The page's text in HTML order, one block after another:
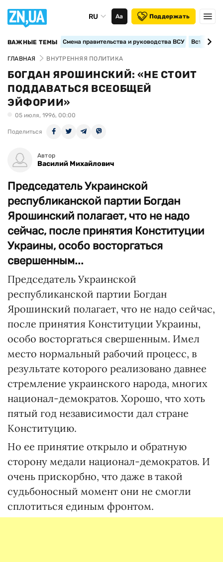
RU Аа Поддержать
ВАЖНЫЕ ТЕМЫ Смена правительства и руководства ВСУ
ГЛАВНАЯ ВНУТРЕННЯЯ ПОЛИТИКА
БОГДАН ЯРОШИНСКИЙ: «НЕ СТОИТ
ПОДДАВАТЬСЯ ВСЕОБЩЕЙ
ЭЙФОРИИ»
05 июля, 1996, 00:00
Поделиться
Автор
Василий Михайлович
Председатель Украинской
республиканской партии Богдан
Ярошинский полагает, что не надо
сейчас, после принятия Конституции
Украины, особо восторгаться
свершенным...
Председатель Украинской
республиканской партии Богдан
Ярошинский полагает, что не надо сейчас,
после принятия Конституции Украины,
особо восторгаться свершенным. Имел
место нормальный рабочий процесс, в
результате которого реализовано давнее
стремление украинского народа, многих
национал-демократов. Хорошо, что хоть
пятый год независимости дал стране
Конституцию.
Но ее принятие открыло и обратную
сторону медали национал-демократов. И
очень прискорбно, что даже в такой
судьбоносный момент они не смогли
сплотиться единым фронтом.